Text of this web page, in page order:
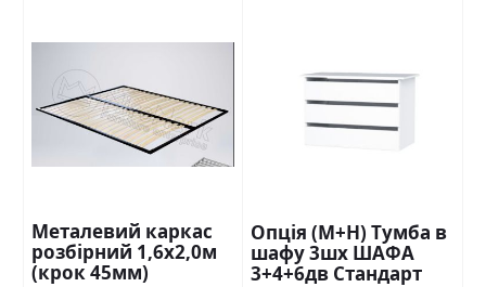
Металевий каркас
розбірний 1,6х2,0м
(крок 45мм)
Опція (М+Н) Тумба в
шафу 3шх ШАФА
3+4+6дв Стандарт